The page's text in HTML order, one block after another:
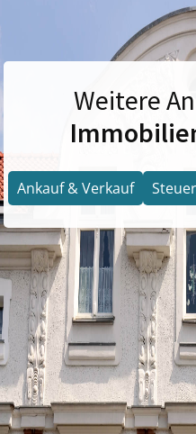
Weitere
Ankauf & Verkauf